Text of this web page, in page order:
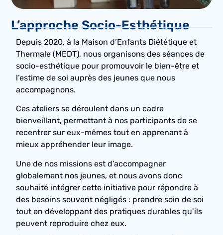
L’approche Socio-Esthétique
Depuis 2020, à la Maison d’Enfants Diététique et
Thermale (MEDT), nous organisons des séances de
socio-esthétique pour promouvoir le bien-être et
l’estime de soi auprès des jeunes que nous
accompagnons.
Ces ateliers se déroulent dans un cadre
bienveillant, permettant à nos participants de se
recentrer sur eux-mêmes tout en apprenant à
mieux appréhender leur image.
Une de nos missions est d’accompagner
globalement nos jeunes, et nous avons donc
souhaité intégrer cette initiative pour répondre à
des besoins souvent négligés : prendre soin de soi
tout en développant des pratiques durables qu’ils
peuvent reproduire chez eux.